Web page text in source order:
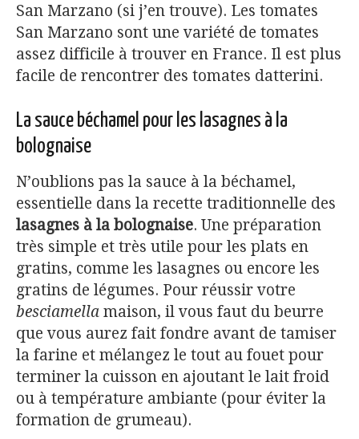
San Marzano (si j’en trouve). Les tomates
San Marzano sont une variété de tomates
assez difficile à trouver en France. Il est plus
facile de rencontrer des tomates datterini.
La sauce béchamel pour les lasagnes à la
bolognaise
N’oublions pas la sauce à la béchamel,
essentielle dans la recette traditionnelle des
lasagnes à la bolognaise. Une préparation
très simple et très utile pour les plats en
gratins, comme les lasagnes ou encore les
gratins de légumes. Pour réussir votre
besciamella maison, il vous faut du beurre
que vous aurez fait fondre avant de tamiser
la farine et mélangez le tout au fouet pour
terminer la cuisson en ajoutant le lait froid
ou à température ambiante (pour éviter la
formation de grumeau).